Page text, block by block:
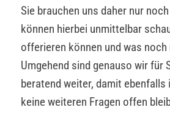
Sie brauchen uns daher nur
können hierbei unmittelbar
offerieren können und was
Umgehend sind genauso wir für
beratend weiter, damit ebenfalls
keine weiteren Fragen offen